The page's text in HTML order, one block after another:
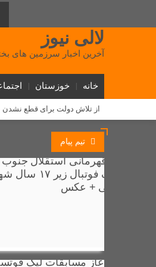
لالی نیوز
آخرین اخبار سرزمین های
خانه خوزستان
از تلاش دولت برای قطع
‌طلوع عدالت آموزشی در لالی:
روابط سرد نماینده و فرماندار
دستگیری ۱۰ سارق احشام و اماکن خصوصی در طرح «آرامش در شهر» لالی
گامی بلند توسعه ارتباطات در لالی؛ فیبر نوری به
دستگیری فروشنده عمده شیشه در لالی؛
تیم پیام